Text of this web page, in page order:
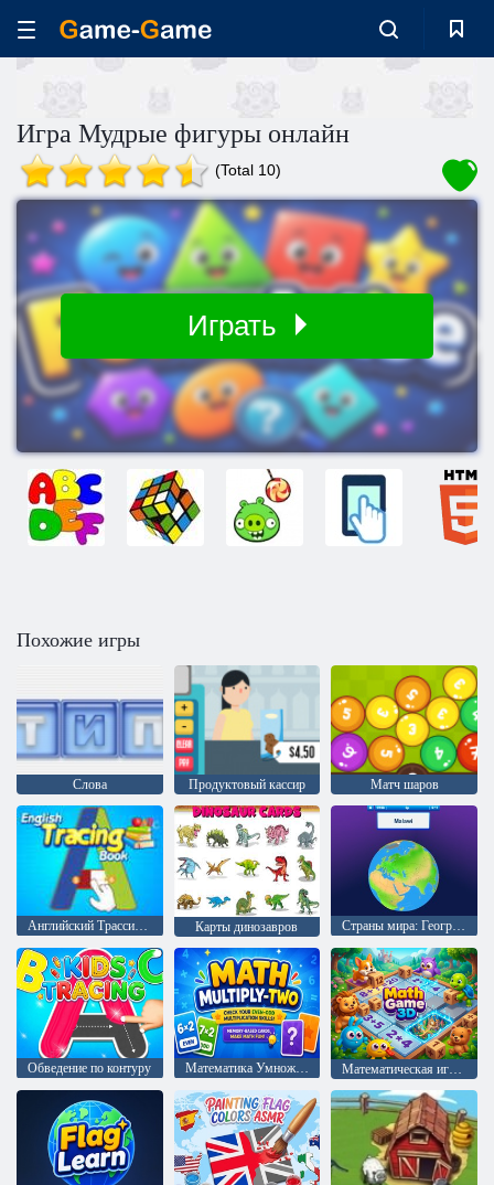
Игра Мудрые фигуры онлайн
(Total 10)
Играть
Похожие игры
Слова Продуктовый кассир Матч шаров
Английский Трассировка ABC Карты динозавров Страны мира: География земного шара
Обведение по контуру Математика Умножение двух Математическая игра 3D